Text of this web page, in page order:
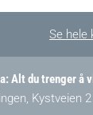
Se hele
Kystveien 2